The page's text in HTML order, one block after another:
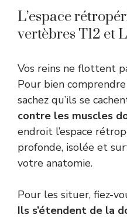
L’espace
vertèbres T12 et
Vos reins ne flottent
Pour bien
sachez qu’ils se
contre les muscles
endroit l’espace
profonde, isolée et
votre anatomie.
Pour les situer, fiez-
Ils s’étendent de la